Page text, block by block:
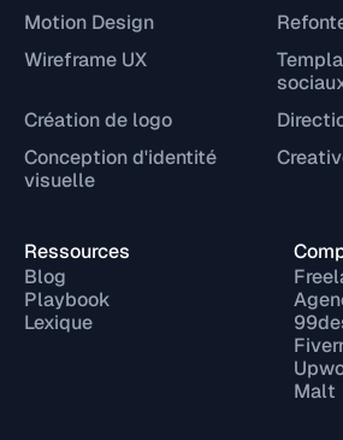
Motion Design
Wireframe UX
Création de logo
Conception d'identité
visuelle
Ressources
Blog
Playbook
Lexique
Malt